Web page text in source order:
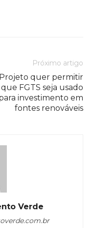
Próximo artigo
Projeto quer permitir
que FGTS seja usado
investimento em
fontes renováveis
Verde